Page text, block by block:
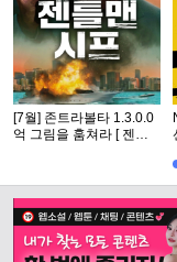
[7월] 존트라볼타 1.3.0.0
억 그림을 훔쳐라 [ 젠틀